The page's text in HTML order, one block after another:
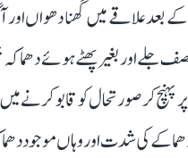
بعد علاقے میں گھنا دھواں
جلے اور بغیر پھٹے ہوئے دھماکہ
کر صورتحال کو قابو کرنے
کی شدت اور وہاں موجود دھماکہ